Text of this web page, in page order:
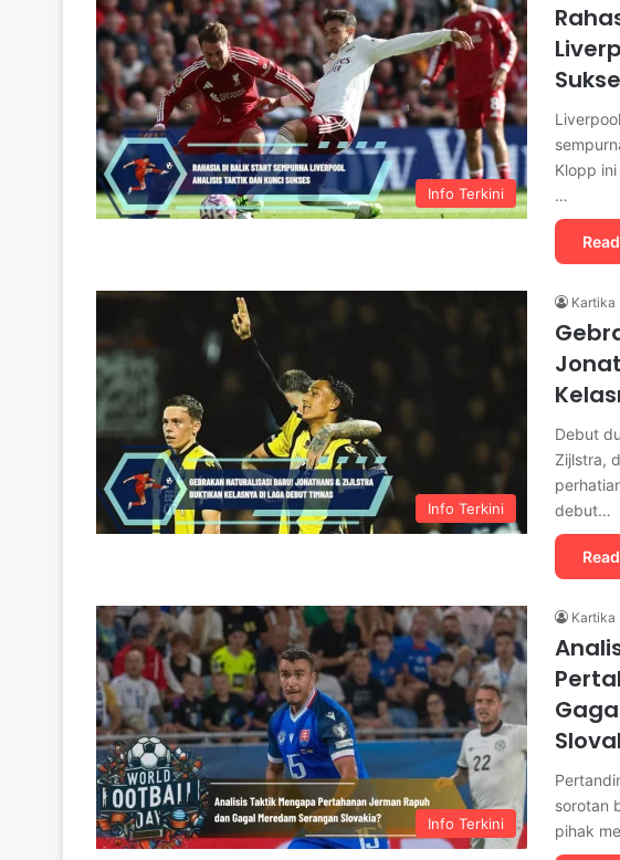
Info Terkini
Klopp
…
Info Terkini
Kartika
Debut
Zijlstra,
debut…
Info Terkini
Kartika
sorotan
pihak